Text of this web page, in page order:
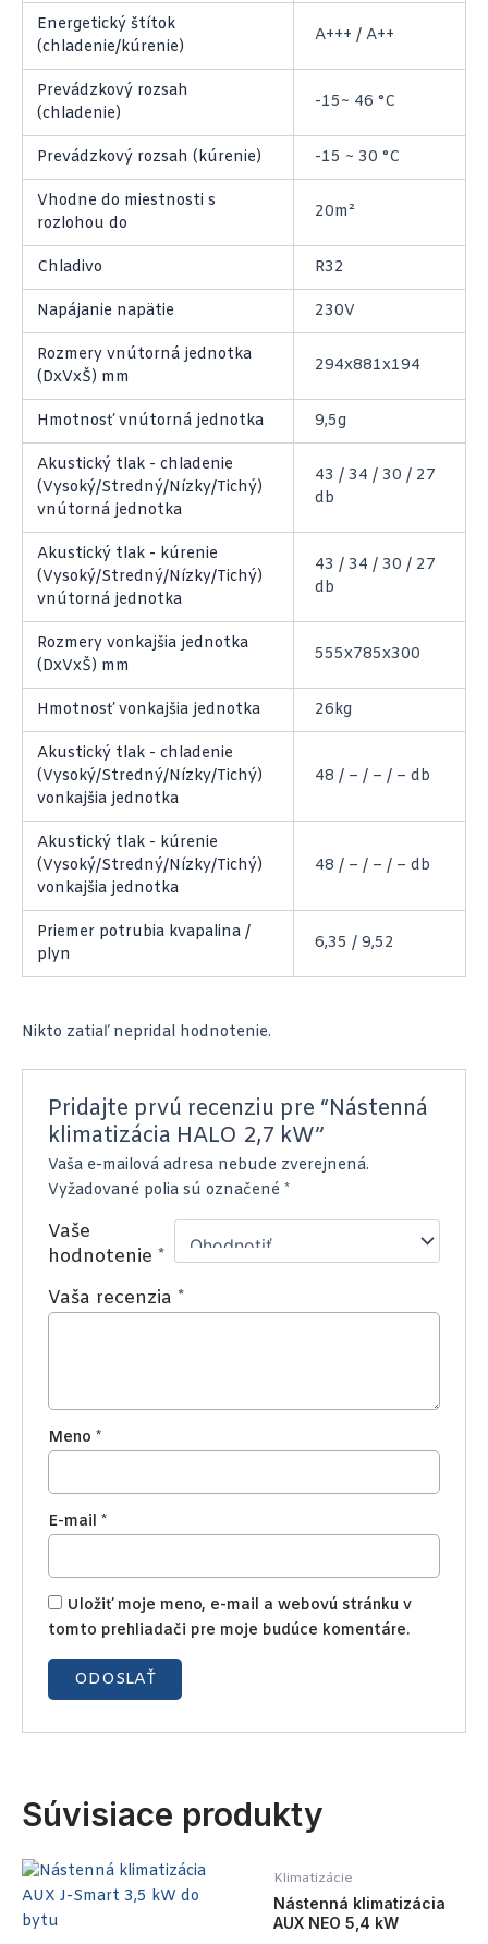
Energetický štítok
(chladenie/kúrenie)
A+++ / A++
Prevádzkový rozsah
(chladenie)
-15~ 46 °C
Prevádzkový rozsah (kúrenie) -15 ~ 30 °C
Vhodne do miestnosti s
rozlohou do
20m²
Chladivo R32
Napájanie napätie 230V
Rozmery vnútorná jednotka
(DxVxŠ) mm
294x881x194
Hmotnosť vnútorná jednotka 9,5g
Akustický tlak - chladenie
(Vysoký/Stredný/Nízky/Tichý)
vnútorná jednotka
43 / 34 / 30 / 27
db
Akustický tlak - kúrenie
(Vysoký/Stredný/Nízky/Tichý)
vnútorná jednotka
43 / 34 / 30 / 27
db
Rozmery vonkajšia jednotka
(DxVxŠ) mm
555x785x300
Hmotnosť vonkajšia jednotka 26kg
Akustický tlak - chladenie
(Vysoký/Stredný/Nízky/Tichý)
vonkajšia jednotka
48 / – / – / – db
Akustický tlak - kúrenie
(Vysoký/Stredný/Nízky/Tichý)
vonkajšia jednotka
48 / – / – / – db
Priemer potrubia kvapalina /
plyn
6,35 / 9,52
Nikto zatiaľ nepridal hodnotenie.
Pridajte prvú recenziu pre “Nástenná
klimatizácia HALO 2,7 kW”
Vaša e-mailová adresa nebude zverejnená.
Vyžadované polia sú označené*
Vaše
hodnotenie *
Vaša recenzia *
Meno*
E-mail*
Uložiť moje meno, e-mail a webovú stránku v
tomto prehliadači pre moje budúce komentáre.
Súvisiace produkty
Klimatizácie
Nástenná klimatizácia
AUX NEO 5,4 kW